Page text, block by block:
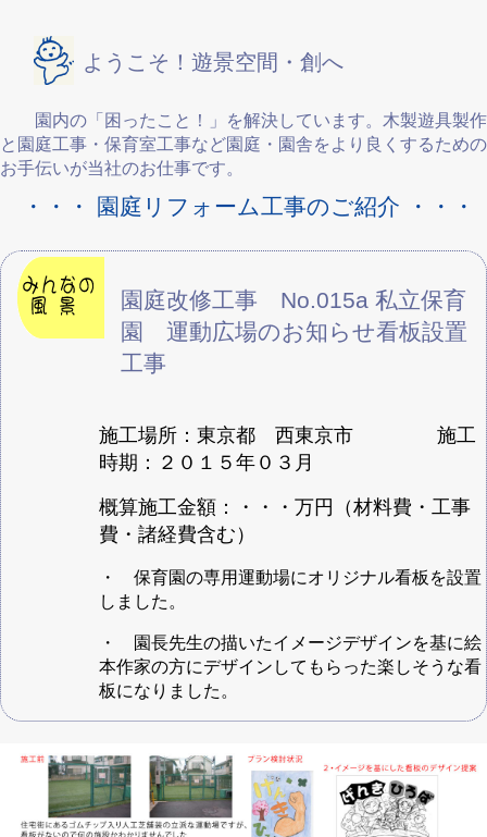
ようこそ！遊景空間・創へ
園内の「困ったこと！」を解決しています。木製遊具製作
と園庭工事・保育室工事など園庭・園舎をより良くするための
お手伝いが当社のお仕事です。
・・・ 園庭リフォーム工事のご紹介 ・・・
園庭改修工事 No.015a 私立保育
園 運動広場のお知らせ看板設置
工事
施工場所：東京都 西東京市 施工
時期：２０１５年０３月
概算施工金額：・・・万円（材料費・工事
費・諸経費含む）
・ 保育園の専用運動場にオリジナル看板を設置
しました。
・ 園長先生の描いたイメージデザインを基に絵
本作家の方にデザインしてもらった楽しそうな看
板になりました。